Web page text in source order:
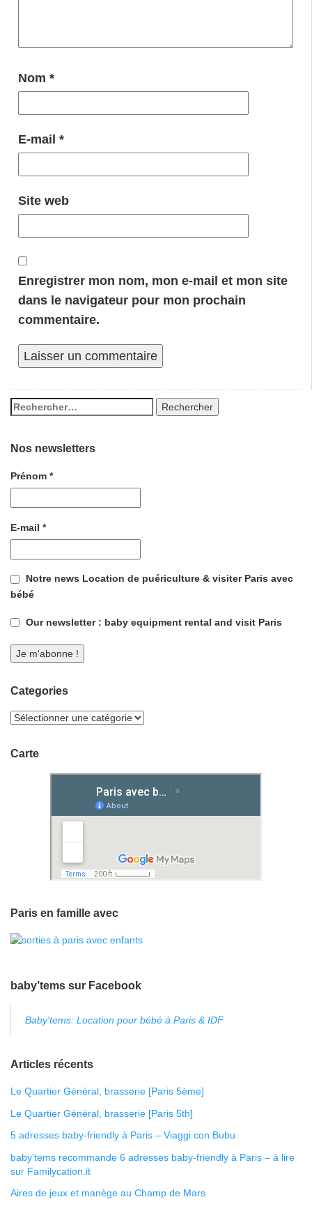
Nom *
E-mail *
Site web
Enregistrer mon nom, mon e-mail et mon site
dans le navigateur pour mon prochain
commentaire.
Nos newsletters
Prénom *
E-mail *
Notre news Location de puériculture & visiter Paris avec
bébé
Our newsletter : baby equipment rental and visit Paris
Categories
Carte
Paris en famille avec
baby’tems sur Facebook
Baby'tems: Location pour bébé à Paris & IDF
Articles récents
Le Quartier Général, brasserie [Paris 5ème]
Le Quartier Général, brasserie [Paris 5th]
5 adresses baby-friendly à Paris – Viaggi con Bubu
baby’tems recommande 6 adresses baby-friendly à Paris – à lire
sur Familycation.it
Aires de jeux et manège au Champ de Mars